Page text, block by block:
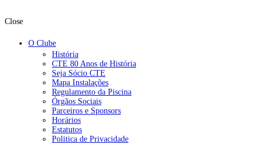
Close
O Clube
História
CTE 80 Anos de História
Seja Sócio CTE
Mapa Instalações
Regulamento da Piscina
Órgãos Sociais
Parceiros e Sponsors
Horários
Estatutos
Politica de Privacidade